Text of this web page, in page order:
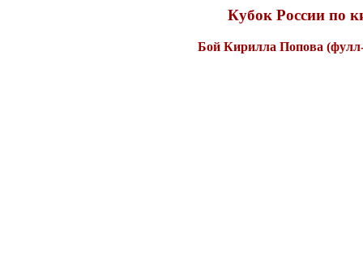
Кубок России по
Бой Кирилла Попова